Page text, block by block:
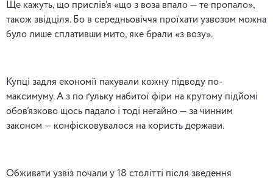
Ще кажуть, що прислів’я «що з воза впало — те пропало»,
також звідціля. Бо в середньовіччя проїхати узвозом можна
було лише сплативши мито, яке брали «з возу».
Купці задля економії пакували кожну підводу по-
максимуму. А з по ґульку набитої фіри на крутому підйомі
обов’язково щось падало і тоді негайно — за чинним
законом — конфісковувалося на користь держави.
Обживати узвіз почали у 18 столітті після зведення